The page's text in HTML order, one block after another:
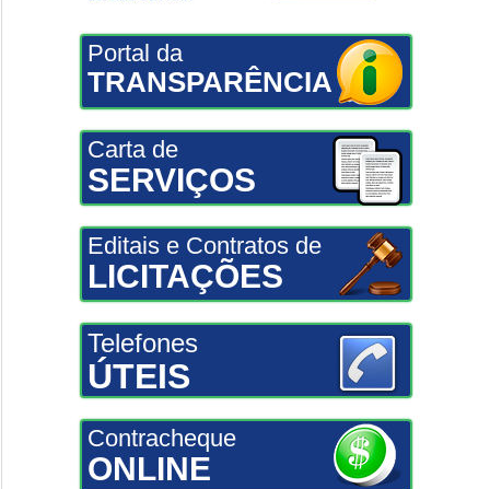
Portal da
TRANSPARÊNCIA
Carta de
SERVIÇOS
Editais e Contratos de
LICITAÇÕES
Telefones
ÚTEIS
Contracheque
ONLINE